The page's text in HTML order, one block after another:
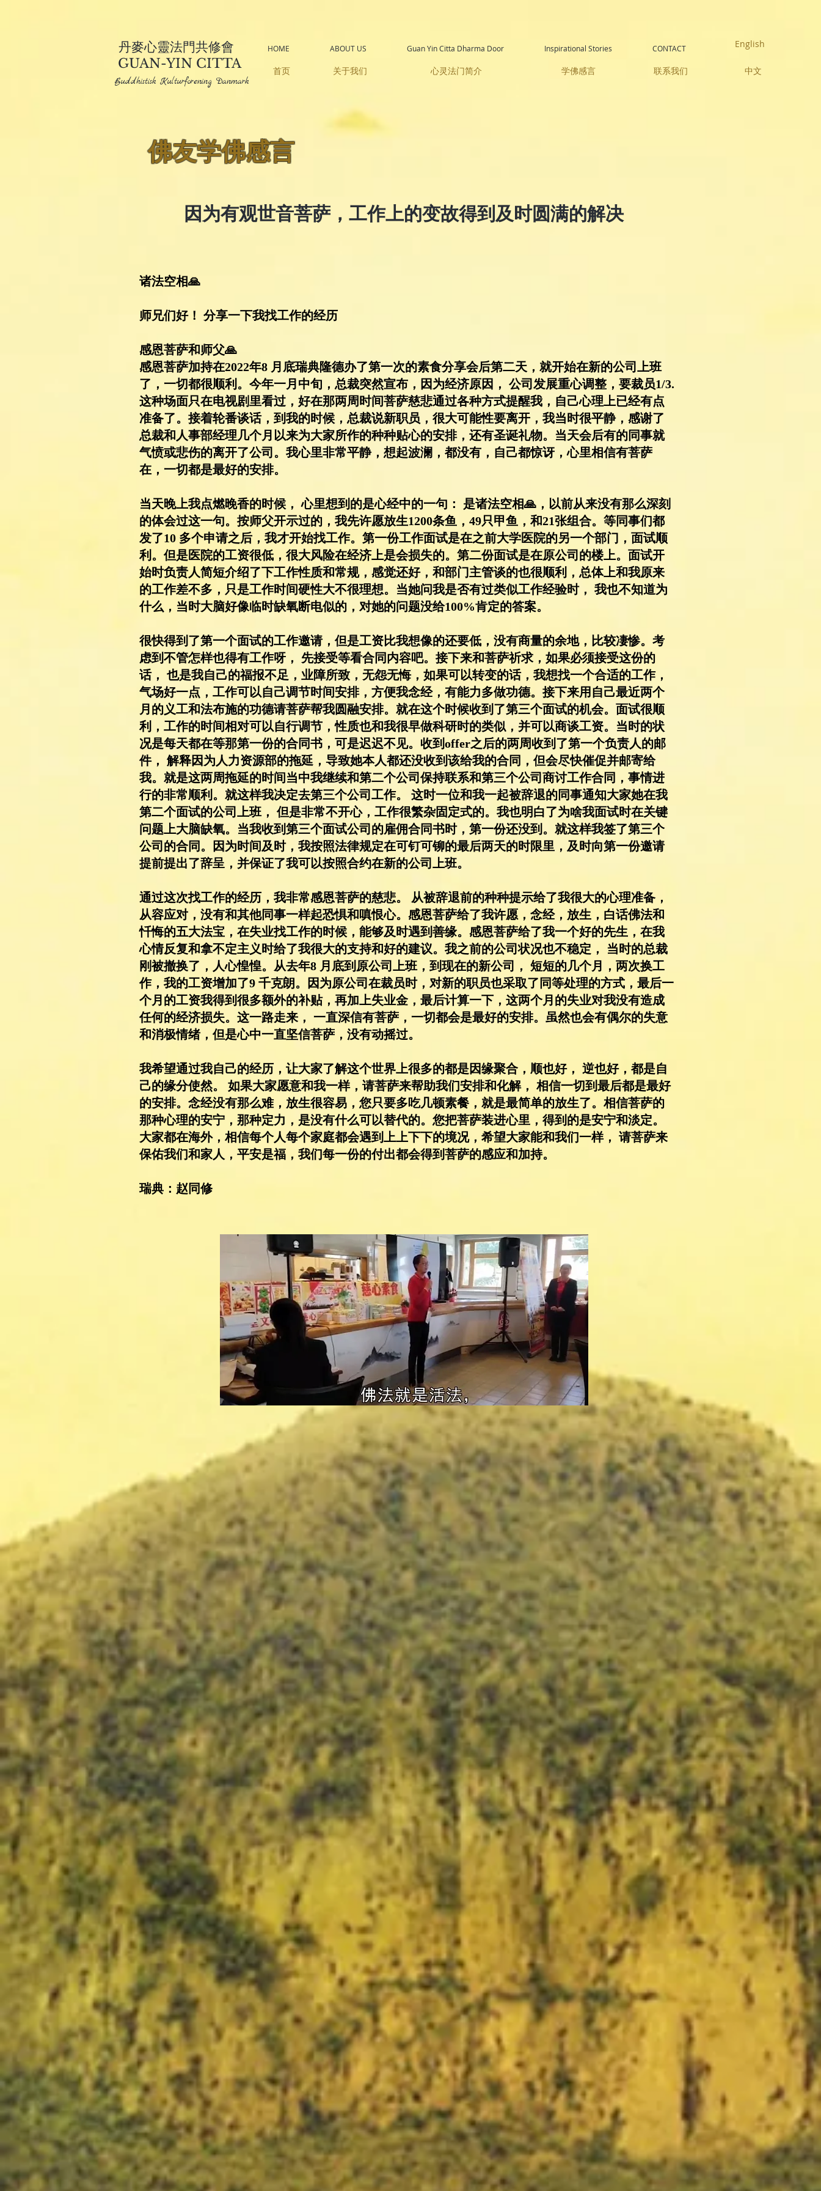
丹麥心靈法門共修會
GUAN-YIN CITTA
Buddhistisk Kulturforening Danmark
首页 关于我们 心灵法门简介 学佛感言 联系我们 中文
HOME ABOUT US Guan Yin Citta Dharma Door Inspirational Stories CONTACT English
佛友学佛感言
因为有观世音菩萨，工作上的变故得到及时圆满的解决
诸法空相🙏
师兄们好！ 分享一下我找工作的经历
感恩菩萨和师父🙏
感恩菩萨加持在2022年8 月底瑞典隆德办了第一次的素食分享会后第二天，就开始在新的公司上班
了，一切都很顺利。今年一月中旬，总裁突然宣布，因为经济原因， 公司发展重心调整，要裁员1/3.
这种场面只在电视剧里看过，好在那两周时间菩萨慈悲通过各种方式提醒我，自己心理上已经有点
准备了。接着轮番谈话，到我的时候，总裁说新职员，很大可能性要离开，我当时很平静，感谢了
总裁和人事部经理几个月以来为大家所作的种种贴心的安排，还有圣诞礼物。当天会后有的同事就
气愤或悲伤的离开了公司。我心里非常平静，想起波澜，都没有，自己都惊讶，心里相信有菩萨
在，一切都是最好的安排。
当天晚上我点燃晚香的时候， 心里想到的是心经中的一句： 是诸法空相🙏，以前从来没有那么深刻
的体会过这一句。按师父开示过的，我先许愿放生1200条鱼，49只甲鱼，和21张组合。等同事们都
发了10 多个申请之后，我才开始找工作。第一份工作面试是在之前大学医院的另一个部门，面试顺
利。但是医院的工资很低，很大风险在经济上是会损失的。第二份面试是在原公司的楼上。面试开
始时负责人简短介绍了下工作性质和常规，感觉还好，和部门主管谈的也很顺利，总体上和我原来
的工作差不多，只是工作时间硬性大不很理想。当她问我是否有过类似工作经验时， 我也不知道为
什么，当时大脑好像临时缺氧断电似的，对她的问题没给100%肯定的答案。
很快得到了第一个面试的工作邀请，但是工资比我想像的还要低，没有商量的余地，比较凄惨。考
虑到不管怎样也得有工作呀， 先接受等看合同内容吧。接下来和菩萨祈求，如果必须接受这份的
话， 也是我自己的福报不足，业障所致，无怨无悔，如果可以转变的话，我想找一个合适的工作，
气场好一点，工作可以自己调节时间安排，方便我念经，有能力多做功德。接下来用自己最近两个
月的义工和法布施的功德请菩萨帮我圆融安排。就在这个时候收到了第三个面试的机会。面试很顺
利，工作的时间相对可以自行调节，性质也和我很早做科研时的类似，并可以商谈工资。当时的状
况是每天都在等那第一份的合同书，可是迟迟不见。收到offer之后的两周收到了第一个负责人的邮
件， 解释因为人力资源部的拖延，导致她本人都还没收到该给我的合同，但会尽快催促并邮寄给
我。就是这两周拖延的时间当中我继续和第二个公司保持联系和第三个公司商讨工作合同，事情进
行的非常顺利。就这样我决定去第三个公司工作。 这时一位和我一起被辞退的同事通知大家她在我
第二个面试的公司上班， 但是非常不开心，工作很繁杂固定式的。我也明白了为啥我面试时在关键
问题上大脑缺氧。当我收到第三个面试公司的雇佣合同书时，第一份还没到。就这样我签了第三个
公司的合同。因为时间及时，我按照法律规定在可钉可铆的最后两天的时限里，及时向第一份邀请
提前提出了辞呈，并保证了我可以按照合约在新的公司上班。
通过这次找工作的经历，我非常感恩菩萨的慈悲。 从被辞退前的种种提示给了我很大的心理准备，
从容应对，没有和其他同事一样起恐惧和嗔恨心。感恩菩萨给了我许愿，念经，放生，白话佛法和
忏悔的五大法宝，在失业找工作的时候，能够及时遇到善缘。感恩菩萨给了我一个好的先生，在我
心情反复和拿不定主义时给了我很大的支持和好的建议。我之前的公司状况也不稳定， 当时的总裁
刚被撤换了，人心惶惶。从去年8 月底到原公司上班，到现在的新公司， 短短的几个月，两次换工
作，我的工资增加了9 千克朗。因为原公司在裁员时，对新的职员也采取了同等处理的方式，最后一
个月的工资我得到很多额外的补贴，再加上失业金，最后计算一下，这两个月的失业对我没有造成
任何的经济损失。这一路走来， 一直深信有菩萨，一切都会是最好的安排。虽然也会有偶尔的失意
和消极情绪，但是心中一直坚信菩萨，没有动摇过。
我希望通过我自己的经历，让大家了解这个世界上很多的都是因缘聚合，顺也好， 逆也好，都是自
己的缘分使然。 如果大家愿意和我一样，请菩萨来帮助我们安排和化解， 相信一切到最后都是最好
的安排。念经没有那么难，放生很容易，您只要多吃几顿素餐，就是最简单的放生了。相信菩萨的
那种心理的安宁，那种定力，是没有什么可以替代的。您把菩萨装进心里，得到的是安宁和淡定。
大家都在海外，相信每个人每个家庭都会遇到上上下下的境况，希望大家能和我们一样， 请菩萨来
保佑我们和家人，平安是福，我们每一份的付出都会得到菩萨的感应和加持。
​瑞典：赵同修